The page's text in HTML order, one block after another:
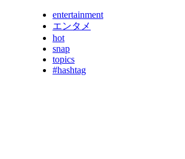
entertainment
エンタメ
hot
snap
topics
#hashtag